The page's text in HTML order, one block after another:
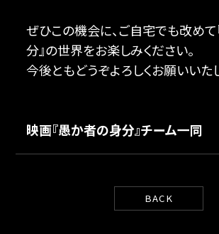
ぜひこの機会に、ご自宅でも改め
分』の世界をお楽しみください。
今後ともどうぞよろしくお願いいた
映画『愚か者の身分』チーム一同
BACK